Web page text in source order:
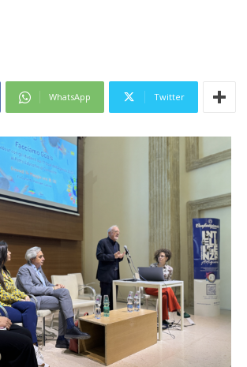
WhatsApp Twitter